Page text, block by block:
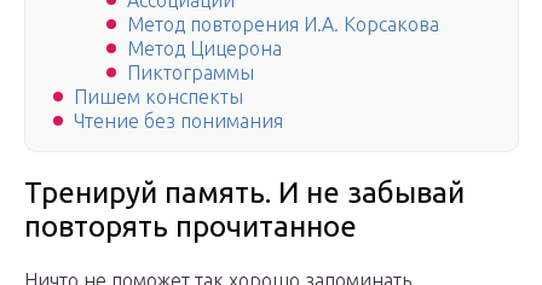
Метод повторения И.А. Корсакова
Метод Цицерона
Пиктограммы
Пишем конспекты
Чтение без понимания
Тренируй память. И не забывай
повторять прочитанное
Ничто не поможет так хорошо запоминать